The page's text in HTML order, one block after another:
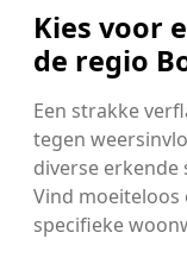
Kies voor
de regio
Een strakke
tegen
diverse erkende
Vind moeiteloos
specifieke